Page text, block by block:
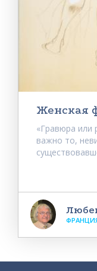
Женская
«Гравюра или
важно то,